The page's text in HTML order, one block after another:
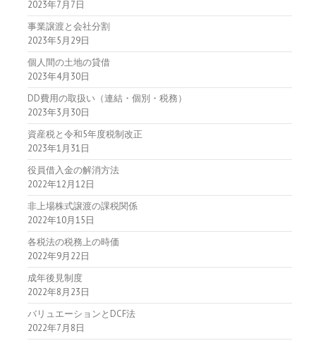
2023年7月7日
事業譲渡と会社分割
2023年5月29日
個人間の土地の貸借
2023年4月30日
DD費用の取扱い（連結・個別・税務）
2023年3月30日
資産税と令和5年度税制改正
2023年1月31日
役員借入金の解消方法
2022年12月12日
非上場株式譲渡の課税関係
2022年10月15日
各税法の税務上の時価
2022年9月22日
成年後見制度
2022年8月23日
バリュエーションとDCF法
2022年7月8日